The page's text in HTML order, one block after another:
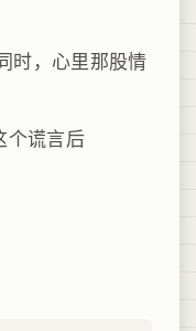
时，心里那股情
个谎言后